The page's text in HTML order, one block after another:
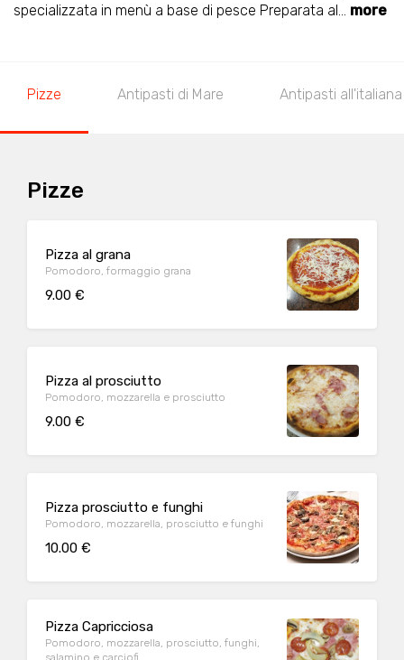
specializzata in menù a base di pesce Preparata al... more
Pizze Antipasti di Mare Antipasti all'italiana
Pizze
Pizza al grana
Pomodoro, formaggio grana
9.00 €
Pizza al prosciutto
Pomodoro, mozzarella e prosciutto
9.00 €
Pizza prosciutto e funghi
Pomodoro, mozzarella, prosciutto e funghi
10.00 €
Pizza Capricciosa
Pomodoro, mozzarella, prosciutto, funghi,
salamino e carciofi